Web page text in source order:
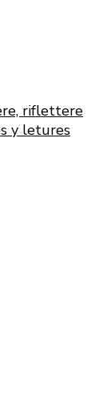
riflettere
y letures